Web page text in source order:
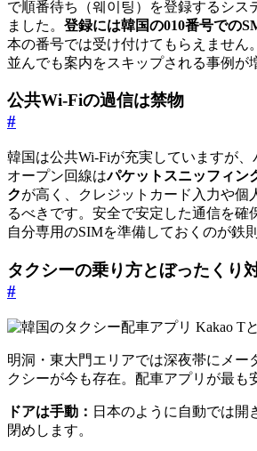
で順番待ち（웨이팅）を登録するシス
ました。 登録には韓国の010番号での
本の番号では受け付けてもらえません
並んでも案内をスキップされる事例が
公共Wi-Fiの過信は禁物
#
韓国は公共Wi-Fiが充実していますが
オープン回線はパケットスニッフィン
クが高く、クレジットカード入力や個
るべきです。安全で安定した通信を確
自分専用のSIMを準備しておくのが鉄則
タクシーの乗り方とぼったくり
#
明洞・東大門エリアでは深夜帯にメー
クシーが今も存在。配車アプリが最も
ドアは手動： 日本のように自動では開
閉めします。